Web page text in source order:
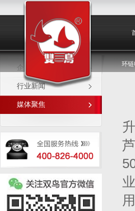
环
媒体聚焦
企业新闻
行业新闻
媒体聚焦
升